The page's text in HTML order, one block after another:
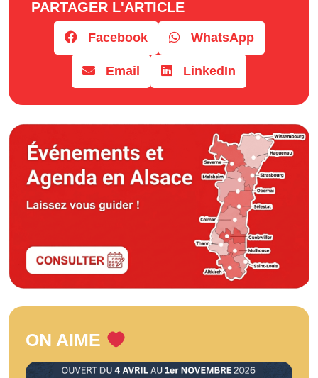
PARTAGER L'ARTICLE
Facebook WhatsApp
Email LinkedIn
ON AIME